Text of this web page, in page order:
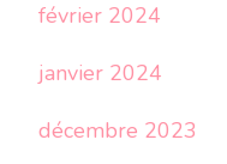
février 2024
janvier 2024
décembre 2023